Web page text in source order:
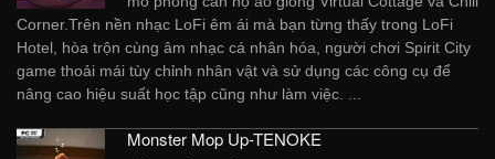
Corner.Trên nền nhạc LoFi êm ái mà bạn từng thấy trong LoFi
Hotel, hòa trộn cùng âm nhạc cá nhân hóa, người chơi Spirit City
game thoải mái tùy chỉnh nhân vật và sử dụng các công cụ để
nâng cao hiệu suất học tập cũng như làm việc. ...
Monster Mop Up-TENOKE